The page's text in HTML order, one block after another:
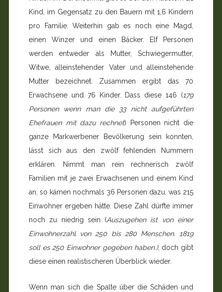
Kind, im Gegensatz zu den Bauern mit 1,6 Kindern
pro Familie. Weiterhin gab es noch eine Magd,
einen Winzer und einen Bäcker. Elf Personen
werden entweder als Mutter, Schwiegermutter,
Witwe, alleinstehender Vater und alleinstehende
Mutter bezeichnet. Zusammen ergibt das 70
Erwachsene und 76 Kinder. Dass diese 146 (179
Personen wenn man die 33 nicht aufgeführten
Ehefrauen mit dazu rechnet) Personen nicht die
ganze Markwerbener Bevölkerung sein konnten,
lässt sich aus den zwölf fehlenden Nummern
erklären. Nimmt man rein rechnerisch zwölf
Familien mit je zwei Erwachsenen und einem Kind
an, so kämen nochmals 36 Personen dazu, was 215
Einwohner ergeben hätte. Diese Zahl dürfte immer
noch zu niedrig sein (Auszugehen ist von einer
Einwohnerzahl von 250 bis 280 Menschen. 1819
soll es 250 Einwohner gegeben haben.), doch gibt
diese einen realistischeren Überblick wieder.
Wenn man sich die Spalte über die Schäden und